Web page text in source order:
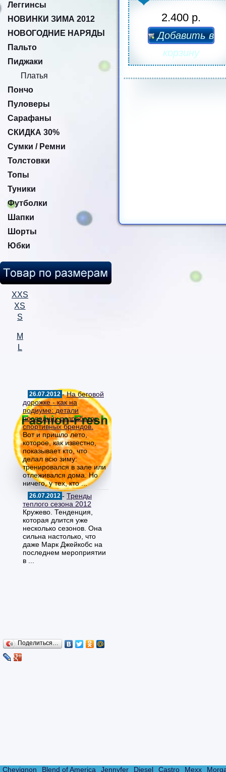
Леггинсы
НОВИНКИ ЗИМА 2012
НОВОГОДНИЕ НАРЯДЫ
Пальто
Пиджаки
Платья
Пончо
Пуловеры
Сарафаны
СКИДКА 30%
Сумки / Ремни
Толстовки
Топы
Туники
Футболки
Шапки
Шорты
Юбки
XXS
XS
S
M
L
26.07.2012 -На беговой
дорожке - как на
подиуме: детали
последних разработок
спортивных брендов.
Вот и пришло лето,
которое, как известно,
показывает кто, что
делал всю зиму:
тренировался в зале или
отлеживался дома. Но
ничего, у тех, кто ...
26.07.2012 - Тренды
теплого сезона 2012
Кружево. Тенденция,
которая длится уже
несколько сезонов. Она
сильна настолько, что
даже Марк Джейкобс на
последнем мероприятии
в ...
Поделиться…
2.400 р.
Добавить в
корзину
Chevignon Blend of America Jennyfer Diesel Castro Mexx